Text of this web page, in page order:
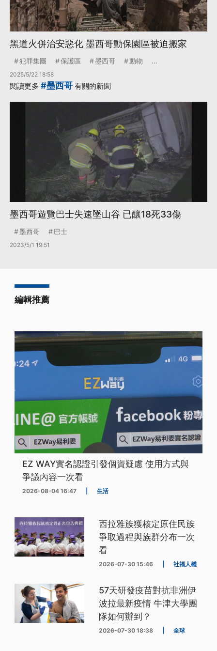
黑道火併治安惡化 墨西哥動保園區被迫搬家
犯罪集團 保護區 墨西哥 動物 ...
2025/5/22 18:58
閱讀更多 #墨西哥 有關的新聞
墨西哥遊覽巴士失速墜山谷 已釀18死33傷
墨西哥 巴士
2023/5/1 19:51
編輯推薦
EZ WAY實名認證引發個資疑慮 使用方式與
爭議內容一次看
2026-08-04 16:47 生活
西拉雅族獲核定原住民族
爭取過程與族群分布一次
看
2026-07-30 15:46 社福人權
57天研發疫苗對抗非洲伊
波拉最新疫情 牛津大學團
隊如何辦到？
2026-07-30 18:38 全球